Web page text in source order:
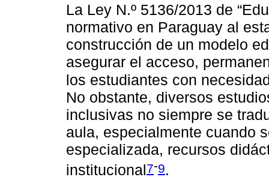
La Ley N.º 5136/2013 de
normativo en Paraguay al
construcción de un modelo
asegurar el acceso,
los estudiantes con
No obstante, diversos
inclusivas no siempre se
aula, especialmente cuando
especializada, recursos
institucional7-9.